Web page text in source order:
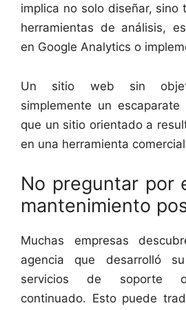
implica no solo diseñar, sino
herramientas de análisis,
en Google Analytics o
Un sitio web sin
simplemente un
que un sitio orientado a
en una herramienta
No preguntar por
mantenimiento
Muchas empresas
agencia que desarrolló
servicios de soporte o
continuado. Esto puede